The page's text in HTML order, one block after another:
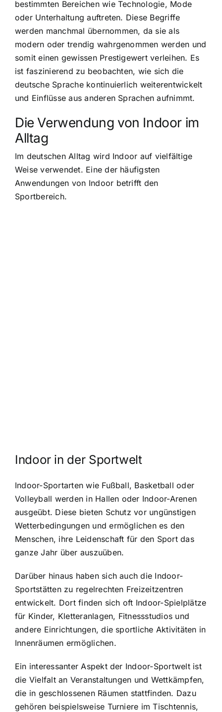
bestimmten Bereichen wie Technologie, Mode
oder Unterhaltung auftreten. Diese Begriffe
werden manchmal übernommen, da sie als
modern oder trendig wahrgenommen werden und
somit einen gewissen Prestigewert verleihen. Es
ist faszinierend zu beobachten, wie sich die
deutsche Sprache kontinuierlich weiterentwickelt
und Einflüsse aus anderen Sprachen aufnimmt.
Die Verwendung von Indoor im
Alltag
Im deutschen Alltag wird Indoor auf vielfältige
Weise verwendet. Eine der häufigsten
Anwendungen von Indoor betrifft den
Sportbereich.
Indoor in der Sportwelt
Indoor-Sportarten wie Fußball, Basketball oder
Volleyball werden in Hallen oder Indoor-Arenen
ausgeübt. Diese bieten Schutz vor ungünstigen
Wetterbedingungen und ermöglichen es den
Menschen, ihre Leidenschaft für den Sport das
ganze Jahr über auszuüben.
Darüber hinaus haben sich auch die Indoor-
Sportstätten zu regelrechten Freizeitzentren
entwickelt. Dort finden sich oft Indoor-Spielplätze
für Kinder, Kletteranlagen, Fitnessstudios und
andere Einrichtungen, die sportliche Aktivitäten in
Innenräumen ermöglichen.
Ein interessanter Aspekt der Indoor-Sportwelt ist
die Vielfalt an Veranstaltungen und Wettkämpfen,
die in geschlossenen Räumen stattfinden. Dazu
gehören beispielsweise Turniere im Tischtennis,